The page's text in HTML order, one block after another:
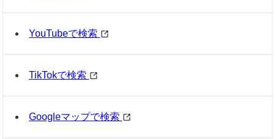
YouTubeで検索
TikTokで検索
Googleマップで検索